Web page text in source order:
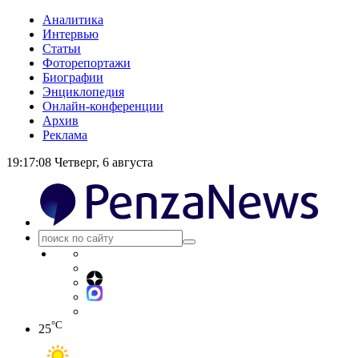
Аналитика
Интервью
Статьи
Фоторепортажи
Биографии
Энциклопедия
Онлайн-конференции
Архив
Реклама
19:17:08 Четверг, 6 августа
25°C